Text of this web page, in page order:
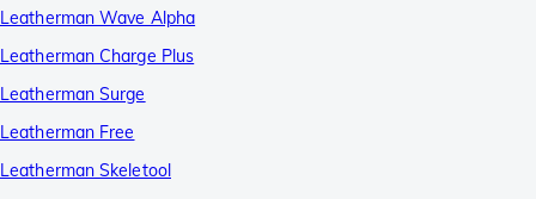
Leatherman Wave Alpha
Leatherman Charge Plus
Leatherman Surge
Leatherman Free
Leatherman Skeletool